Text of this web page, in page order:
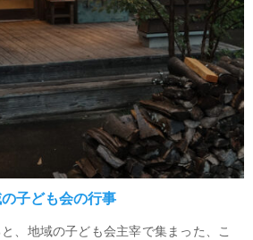
子ども会の行事
、地域の子ども会主宰で集まった、こ